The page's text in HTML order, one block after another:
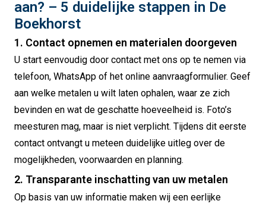
aan? – 5 duidelijke stappen in De
Boekhorst
1. Contact opnemen en materialen doorgeven
U start eenvoudig door contact met ons op te nemen via
telefoon, WhatsApp of het online aanvraagformulier. Geef
aan welke metalen u wilt laten ophalen, waar ze zich
bevinden en wat de geschatte hoeveelheid is. Foto’s
meesturen mag, maar is niet verplicht. Tijdens dit eerste
contact ontvangt u meteen duidelijke uitleg over de
mogelijkheden, voorwaarden en planning.
2. Transparante inschatting van uw metalen
Op basis van uw informatie maken wij een eerlijke